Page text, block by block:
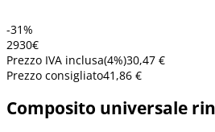
-31%
2930€
Prezzo IVA inclusa(4%)30,47 €
Prezzo consigliato41,86 €
Composito universale